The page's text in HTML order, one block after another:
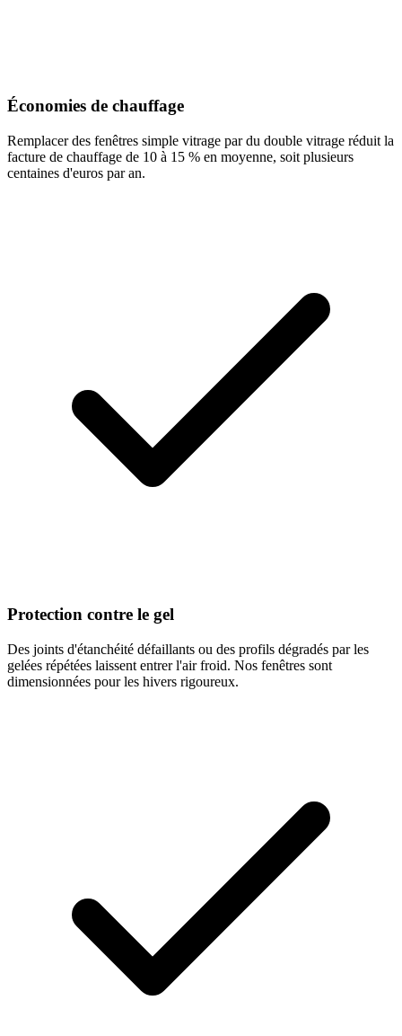
Économies de chauffage
Remplacer des fenêtres simple vitrage par du double vitrage réduit la
facture de chauffage de 10 à 15 % en moyenne, soit plusieurs
centaines d'euros par an.
Protection contre le gel
Des joints d'étanchéité défaillants ou des profils dégradés par les
gelées répétées laissent entrer l'air froid. Nos fenêtres sont
dimensionnées pour les hivers rigoureux.